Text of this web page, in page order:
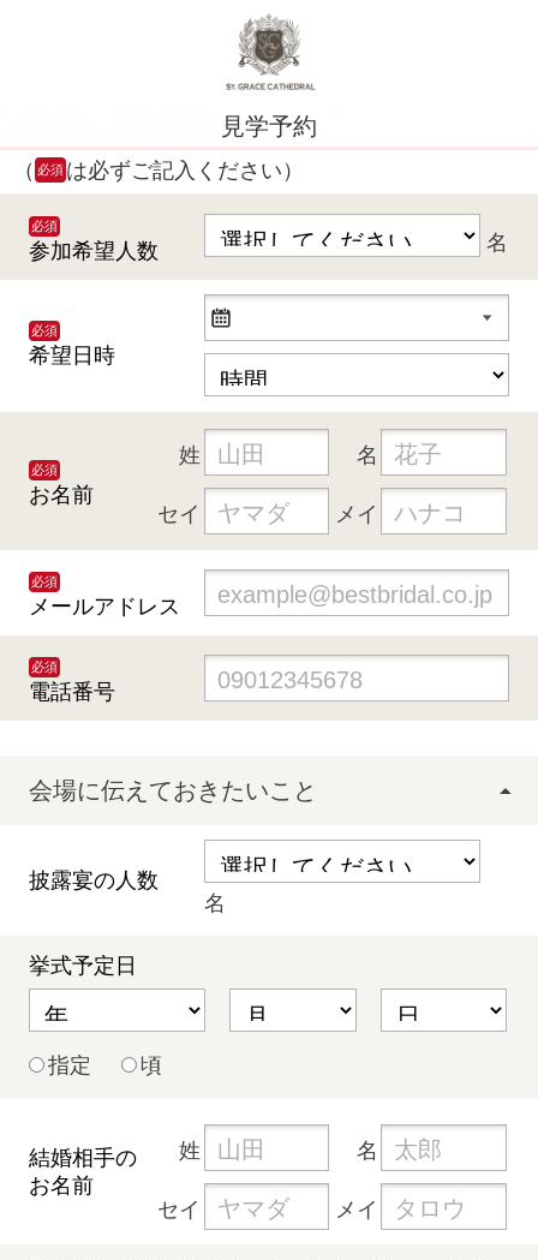
見学予約
（ 必須 は必ずご記入ください）
必須
参加希望人数 名
必須
希望日時
必須
お名前
姓 名
セイ メイ
必須
メールアドレス
必須
電話番号
会場に伝えておきたいこと
披露宴の人数
名
挙式予定日
指定 頃
結婚相手の
お名前
姓 名
セイ メイ